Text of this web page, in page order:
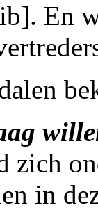
En
zich
in